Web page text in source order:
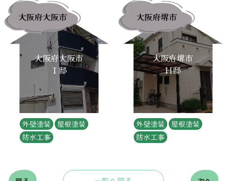
大阪府大阪市
大阪府大阪市
Ｉ邸
外壁塗装
屋根塗装
防水工事
大阪府堺市
大阪府堺市
Ｈ邸
外壁塗装
屋根塗装
防水工事